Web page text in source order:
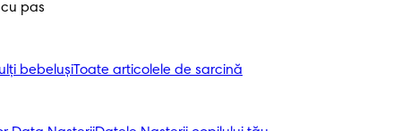
pas
bebelușiToate articolele de sarcină